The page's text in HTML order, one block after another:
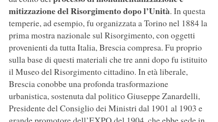
mitizzazione del Risorgimento dopo l’Unità. In questa
temperie, ad esempio, fu organizzata a Torino nel 1884 la
prima mostra nazionale sul Risorgimento, con oggetti
provenienti da tutta Italia, Brescia compresa. Fu proprio
sulla base di questi materiali che tre anni dopo fu istituito
il Museo del Risorgimento cittadino. In età liberale,
Brescia conobbe una profonda trasformazione
urbanistica, sostenuta dal politico Giuseppe Zanardelli,
Presidente del Consiglio dei Ministri dal 1901 al 1903 e